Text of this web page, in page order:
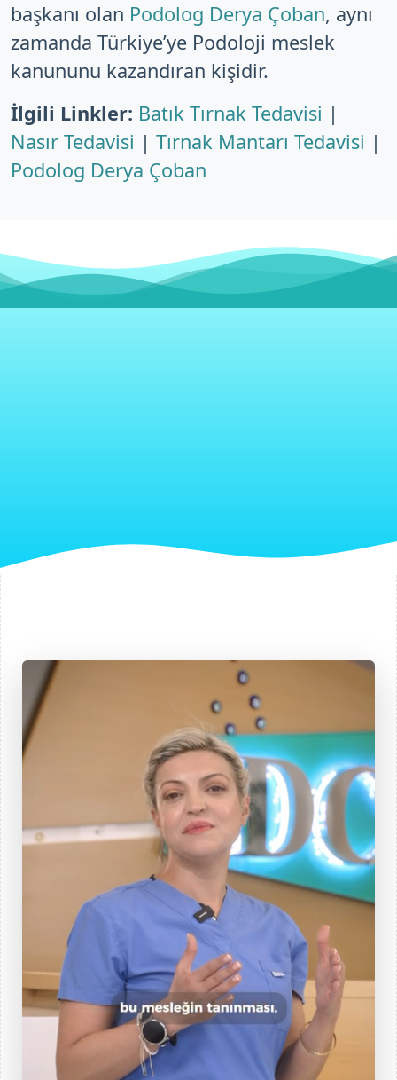
başkanı olan Podolog Derya Çoban, aynı
zamanda Türkiye’ye Podoloji meslek
kanununu kazandıran kişidir.
İlgili Linkler: Batık Tırnak Tedavisi |
Nasır Tedavisi | Tırnak Mantarı Tedavisi |
Podolog Derya Çoban